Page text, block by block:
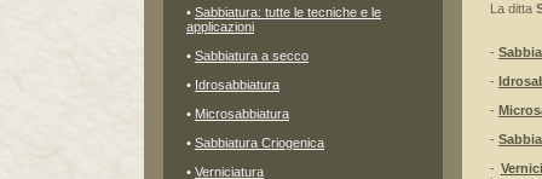
• Sabbiatura: tutte le tecniche e le
applicazioni
• Sabbiatura a secco
• Idrosabbiatura
• Microsabbiatura
• Sabbiatura Criogenica
• Verniciatura
La ditta
-
-
-
-
-